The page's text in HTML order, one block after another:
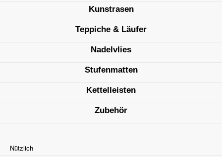
Kunstrasen
Teppiche & Läufer
Nadelvlies
Stufenmatten
Kettelleisten
Zubehör
Nützlich